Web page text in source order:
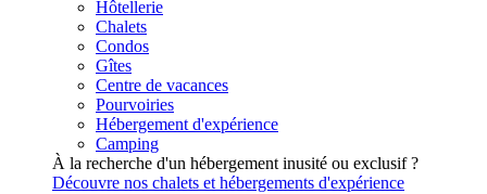
Hôtellerie
Chalets
Condos
Gîtes
Centre de vacances
Pourvoiries
Hébergement d'expérience
Camping
À la recherche d'un hébergement inusité ou exclusif ?
Découvre nos chalets et hébergements d'expérience